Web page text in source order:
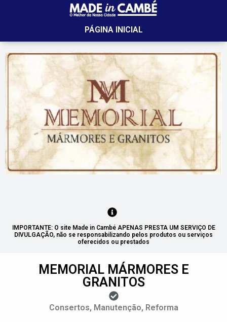
PÁGINA INICIAL
IMPORTANTE: O site Made in Cambé APENAS PRESTA UM SERVIÇO DE
DIVULGAÇÃO, não se responsabilizando pelos produtos ou serviços
oferecidos ou prestados
MEMORIAL MÁRMORES E
GRANITOS
Consertos, Manutenção, Reforma